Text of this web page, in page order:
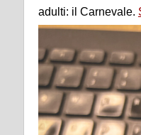
adulti: il Carnevale.